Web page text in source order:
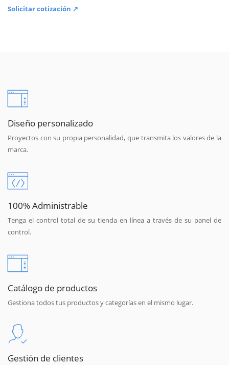
Solicitar cotización ↗
Diseño personalizado
Proyectos con su propia personalidad, que transmita los valores de la
marca.
100% Administrable
Tenga el control total de su tienda en línea a través de su panel de
control.
Catálogo de productos
Gestiona todos tus productos y categorías en el mismo lugar.
Gestión de clientes